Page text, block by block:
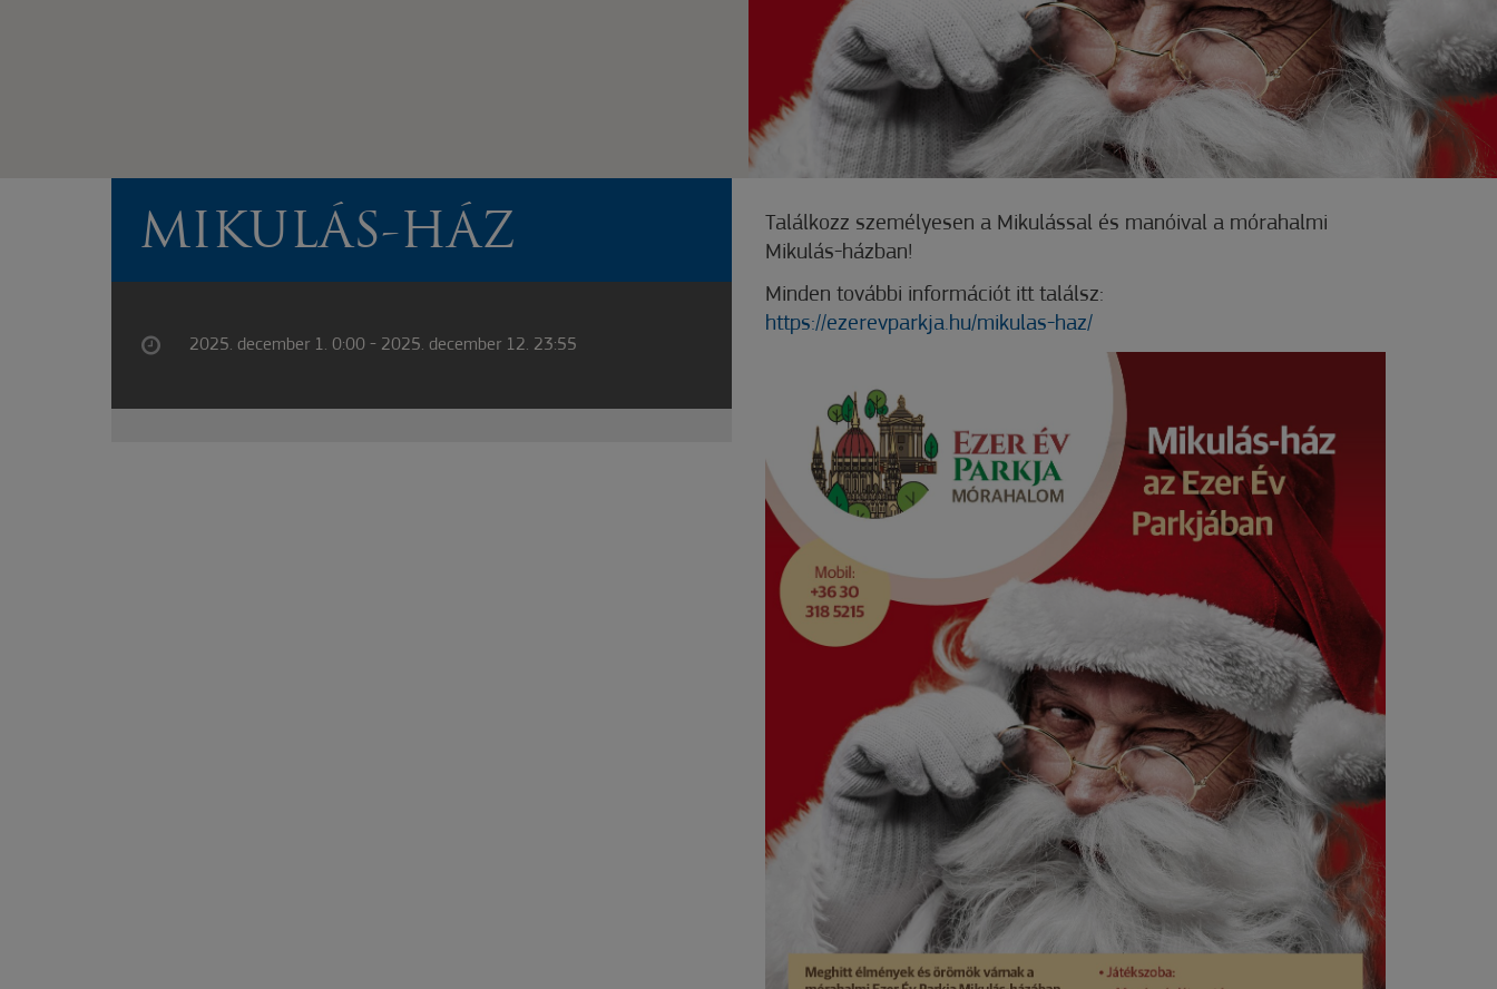
MIKULÁS-HÁZ
2025. december 1. 0:00 - 2025. december 12. 23:55
Találkozz személyesen a Mikulással és manóival a mórahalmi
Mikulás-házban!
Minden további információt itt találsz:
https://ezerevparkja.hu/mikulas-haz/